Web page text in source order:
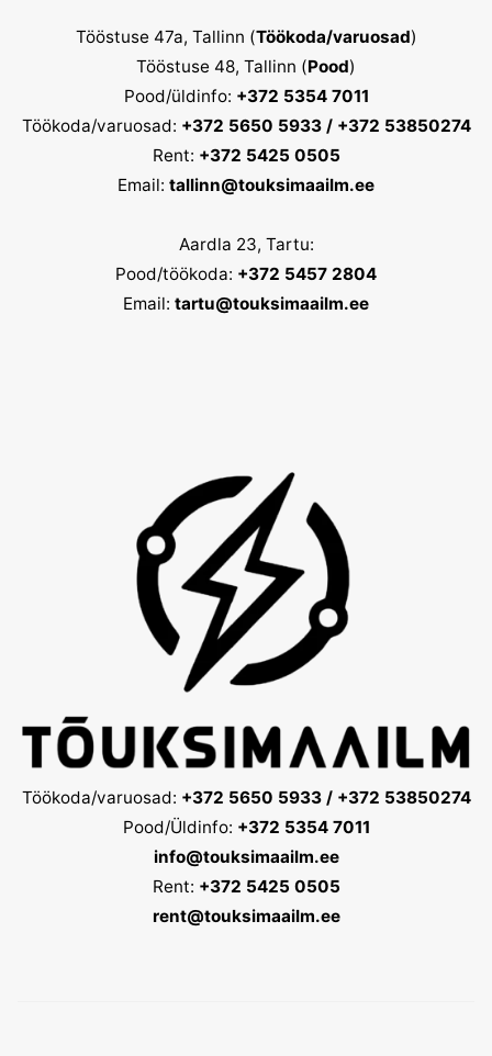
Tööstuse 47a, Tallinn (Töökoda/varuosad)
Tööstuse 48, Tallinn (Pood)
Pood/üldinfo: +372 5354 7011
Töökoda/varuosad: +372 5650 5933 / +372 53850274
Rent: +372 5425 0505
Email: tallinn@touksimaailm.ee
Aardla 23, Tartu:
Pood/töökoda: +372 5457 2804
Email: tartu@touksimaailm.ee
Töökoda/varuosad: +372 5650 5933 / +372 53850274
Pood/Üldinfo: +372 5354 7011
info@touksimaailm.ee
Rent: +372 5425 0505
rent@touksimaailm.ee